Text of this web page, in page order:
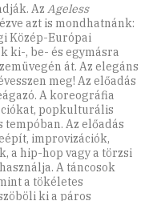
AzAgeless
azt is mondhatnánk:
Közép-Európai
ki-, be- és egymásra
át. Az elegáns
meg! Az előadás
A koreográfia
popkulturális
Az előadás
improvizációk,
a hip-hop vagy a törzsi
A táncosok
a tökéletes
ki a páros